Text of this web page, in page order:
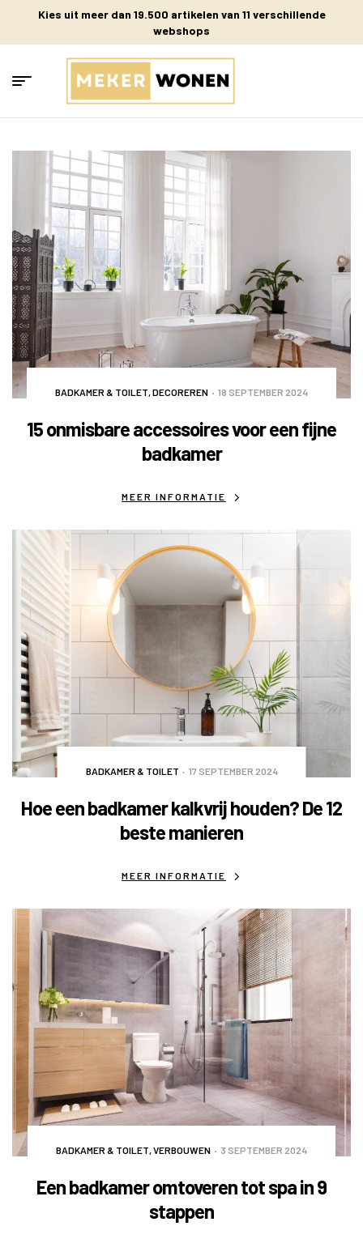
Kies uit meer dan 19.500 artikelen van 11 verschillende
webshops
BADKAMER & TOILET,DECOREREN 18 SEPTEMBER 2024
15 onmisbare accessoires voor een fijne
badkamer
MEER INFORMATIE
BADKAMER & TOILET 17 SEPTEMBER 2024
Hoe een badkamer kalkvrij houden? De 12
beste manieren
MEER INFORMATIE
BADKAMER & TOILET VERBOUWEN 3 SEPTEMBER 2024
Een badkamer omtoveren tot spa in 9
stappen